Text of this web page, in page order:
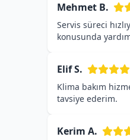
Mehmet B.
Servis süreci
konusunda
Elif S.
Klima bakım
tavsiye ederim.
Kerim A.